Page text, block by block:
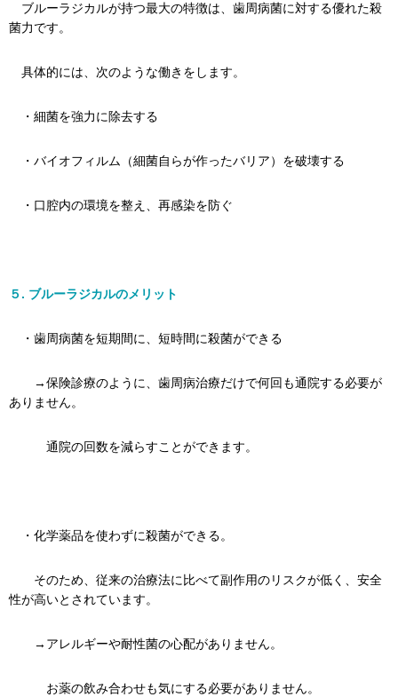
ブルーラジカルが持つ最大の特徴は、歯周病菌に対する優れた殺
菌力です。
具体的には、次のような働きをします。
・細菌を強力に除去する
・バイオフィルム（細菌自らが作ったバリア）を破壊する
・口腔内の環境を整え、再感染を防ぐ
５. ブルーラジカルのメリット
・歯周病菌を短期間に、短時間に殺菌ができる
→保険診療のように、歯周病治療だけで何回も通院する必要が
ありません。
通院の回数を減らすことができます。
・化学薬品を使わずに殺菌ができる。
そのため、従来の治療法に比べて副作用のリスクが低く、安全
性が高いとされています。
→アレルギーや耐性菌の心配がありません。
お薬の飲み合わせも気にする必要がありません。